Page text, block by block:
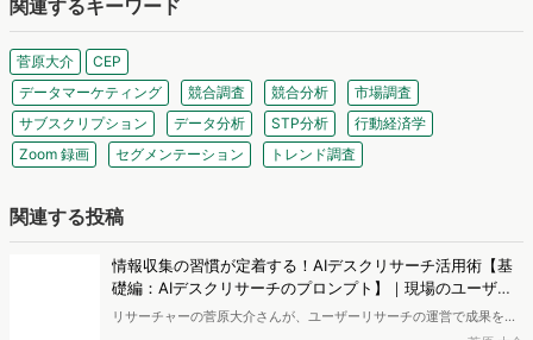
菅原 大介
株式会社アイスリーデザイン
chapter UI/UXデザイングループ スペシャリスト
リサーチャー。上智大学文学部新聞学科卒業。新卒で出版社の学研を経て、日系最
大手のマーケティングリサーチ会社で月次500問以上を運用する定量調査のディレ
ロダクトの戦略企画を担当したのち、現在は株式会社アイスリーデザインでUI/UX
デザインの支援・研究に携わる。
デザインリサーチとマーケティングリサーチのトレンドをウォッチするニュースレ